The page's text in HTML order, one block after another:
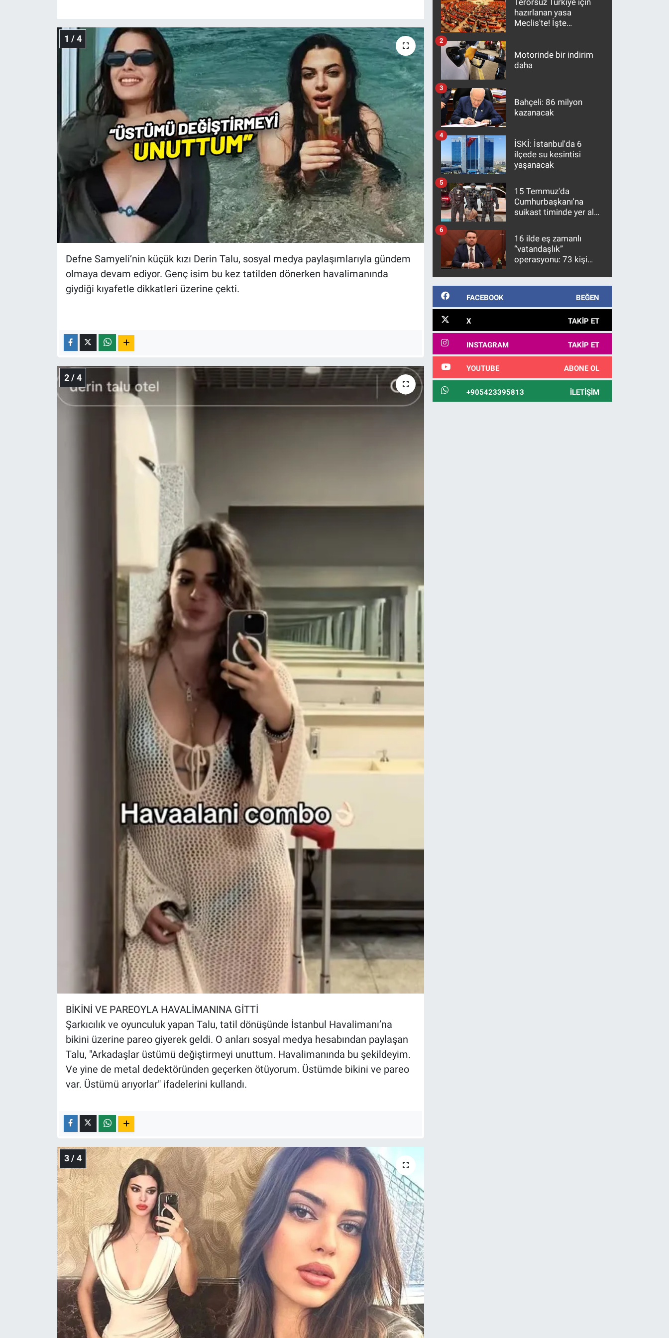
1 / 4
Defne Samyeli’nin küçük kızı Derin Talu, sosyal medya paylaşımlarıyla gündem
olmaya devam ediyor. Genç isim bu kez tatilden dönerken havalimanında
giydiği kıyafetle dikkatleri üzerine çekti.
2 / 4
BİKİNİ VE PAREOYLA HAVALİMANINA GİTTİ
Şarkıcılık ve oyunculuk yapan Talu, tatil dönüşünde İstanbul Havalimanı’na
bikini üzerine pareo giyerek geldi. O anları sosyal medya hesabından paylaşan
Talu, "Arkadaşlar üstümü değiştirmeyi unuttum. Havalimanında bu şekildeyim.
Ve yine de metal dedektöründen geçerken ötüyorum. Üstümde bikini ve pareo
var. Üstümü arıyorlar" ifadelerini kullandı.
3 / 4
Terörsüz Türkiye için
hazırlanan yasa
Meclis'te! İşte
Motorinde bir indirim
daha
2
Bahçeli: 86 milyon
kazanacak
3
İSKİ: İstanbul'da 6
ilçede su kesintisi
yaşanacak
4
15 Temmuz'da
Cumhurbaşkanı'na
suikast timinde yer alan
10 yıl sonra yakalandı
5
16 ilde eş zamanlı
“vatandaşlık”
operasyonu: 73 kişi
6
FACEBOOK BEĞEN
X TAKIP ET
INSTAGRAM TAKIP ET
YOUTUBE ABONE OL
+905423395813 İLETIŞIM
Günün görüntüsü
Kültür Sanat
Ne demişti
Programlar
Teknoloji
Türkiye'nin Geleceği
Türkiye'nin Gündemi